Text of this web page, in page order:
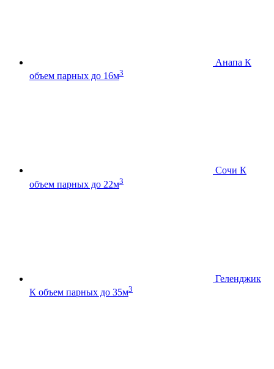
Анапа К
объем парных до 16м3
Сочи К
объем парных до 22м3
Геленджик
К объем парных до 35м3